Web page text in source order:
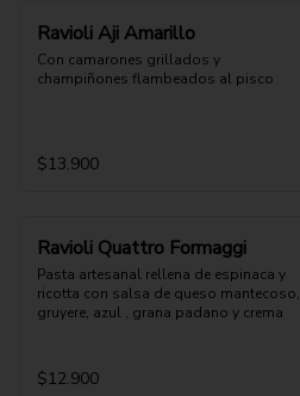
Ravioli Aji Amarillo
Con camarones grillados y
champiñones flambeados al pisco
$13.900
Ravioli Quattro Formaggi
Pasta artesanal rellena de espinaca y
ricotta con salsa de queso mantecoso,
gruyere, azul , grana padano y crema
$12.900